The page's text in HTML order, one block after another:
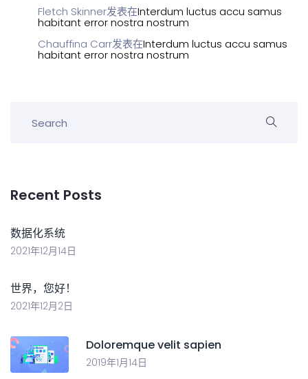
Fletch Skinner发表在Interdum luctus accu samus
habitant error nostra nostrum
Chauffina Carr发表在Interdum luctus accu samus
habitant error nostra nostrum
Recent Posts
数据化系统
2021年12月14日
世界，您好！
2021年12月2日
Doloremque velit sapien
2019年1月14日